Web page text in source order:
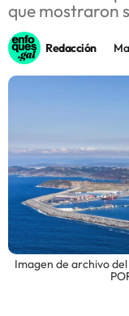
Sostenibilidad
que mostraron
Redacción
Imagen de archivo